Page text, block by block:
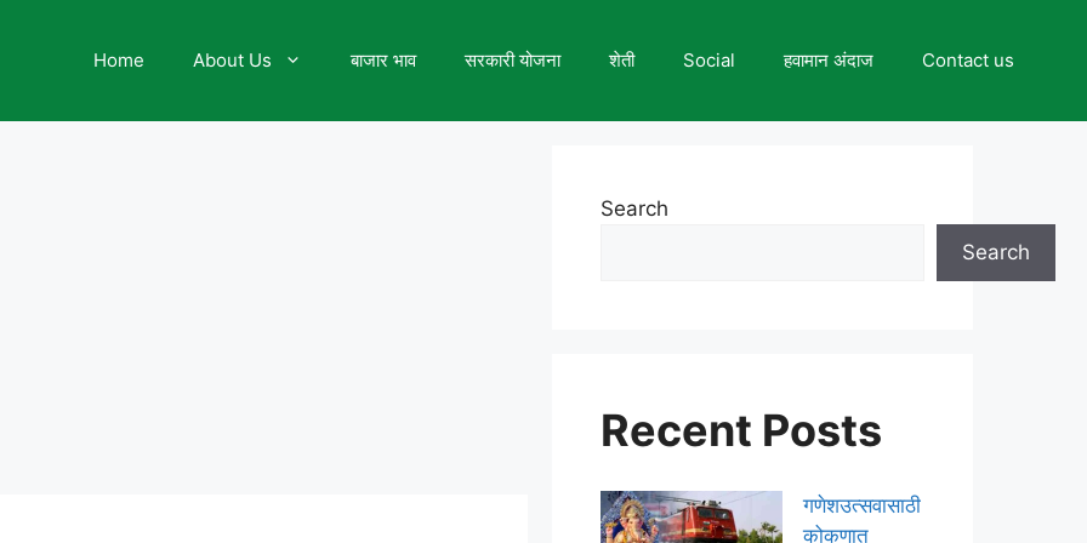
Home About Us बाजार भाव सरकारी योजना शेती Social हवामान अंदाज Contact us
Search
Search
Recent Posts
गणेशउत्सवासाठी
कोकणात